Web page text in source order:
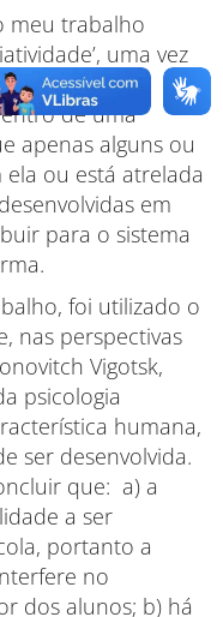
meu trabalho
uma vez
teórico,
de uma
apenas alguns ou
ela ou está atrelada
em
para o sistema
foi utilizado o
nas perspectivas
Vigotsk,
psicologia
humana,
ser desenvolvida.
que: a) a
a ser
portanto a
no
dos alunos; b) há